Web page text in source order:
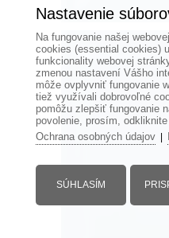
Nastavenie
Na fungovanie našej
cookies (essential cookies)
funkcionality webovej
zmenou nastavení Vášho
môže ovplyvniť fungovanie
tiež využívali dobrovoľné
pomôžu zlepšiť fungovanie
povolenie, prosím,
Ochrana osobných údajov|
SÚHLASÍM